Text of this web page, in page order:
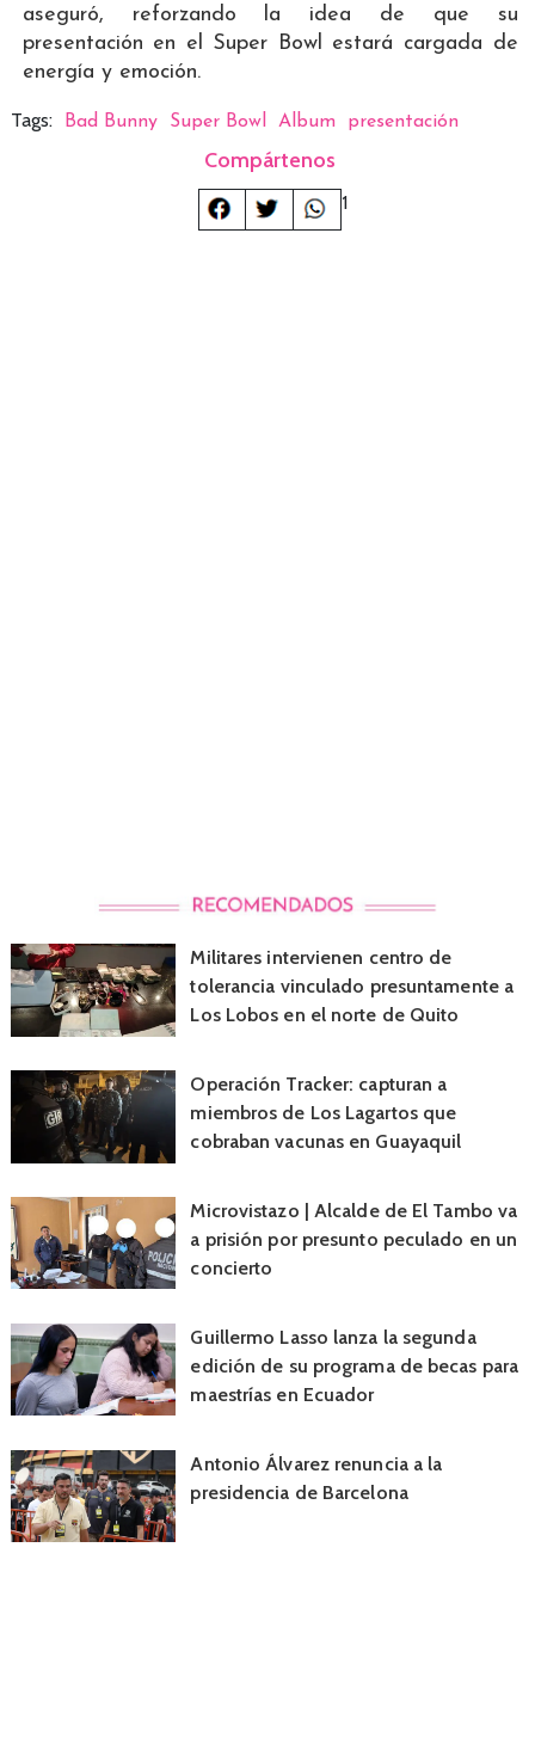
aseguró, reforzando la idea de que su
presentación en el Super Bowl estará cargada de
energía y emoción.
Tags: Bad Bunny Super Bowl Album presentación
Compártenos
1
Militares intervienen centro de
tolerancia vinculado presuntamente a
Los Lobos en el norte de Quito
Operación Tracker: capturan a
miembros de Los Lagartos que
cobraban vacunas en Guayaquil
Microvistazo | Alcalde de El Tambo va
a prisión por presunto peculado en un
concierto
Guillermo Lasso lanza la segunda
edición de su programa de becas para
maestrías en Ecuador
Antonio Álvarez renuncia a la
presidencia de Barcelona